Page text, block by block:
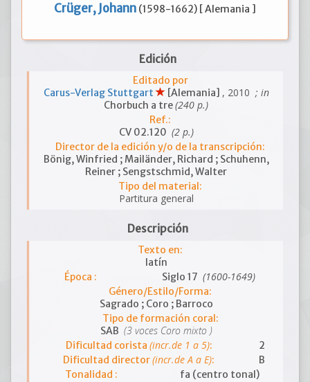
Crüger, Johann (1598-1662) [ Alemania ]
Edición
Editado por
Carus-Verlag Stuttgart
[Alemania] , 2010 ; in
Chorbuch a tre(240 p.)
Ref.:
CV 02.120 (2 p.)
Director de la edición y/o de la transcripción:
Bönig, Winfried ; Mailänder, Richard ; Schuhenn,
Reiner ; Sengstschmid, Walter
Tipo del material:
Partitura general
Descripción
Texto en:
latín
Época :
Siglo 17 (1600-1649)
Género/Estilo/Forma:
Sagrado ; Coro ; Barroco
Tipo de formación coral:
SAB (3 voces Coro mixto )
Dificultad corista (incr.de 1 a 5):
2
Dificultad director(incr.de A a E):
B
Tonalidad :
fa (centro tonal)